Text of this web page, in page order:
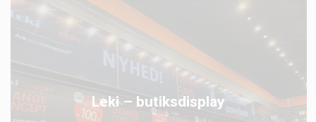
Leki – butiksdisplay